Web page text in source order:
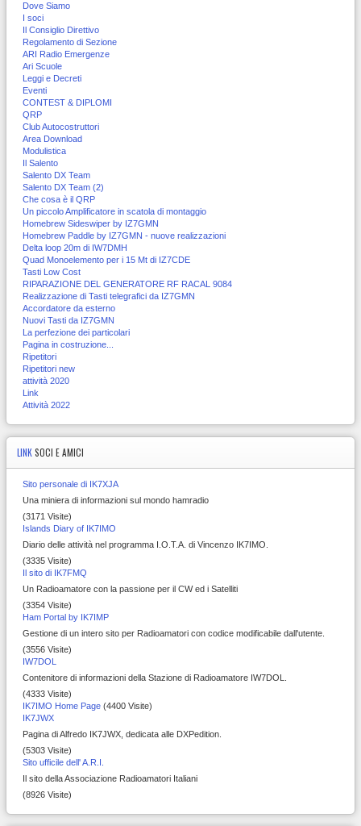
Dove Siamo
I soci
Il Consiglio Direttivo
Regolamento di Sezione
ARI Radio Emergenze
Ari Scuole
Leggi e Decreti
Eventi
CONTEST & DIPLOMI
QRP
Club Autocostruttori
Area Download
Modulistica
Il Salento
Salento DX Team
Salento DX Team (2)
Che cosa è il QRP
Un piccolo Amplificatore in scatola di montaggio
Homebrew Sideswiper by IZ7GMN
Homebrew Paddle by IZ7GMN - nuove realizzazioni
Delta loop 20m di IW7DMH
Quad Monoelemento per i 15 Mt di IZ7CDE
Tasti Low Cost
RIPARAZIONE DEL GENERATORE RF RACAL 9084
Realizzazione di Tasti telegrafici da IZ7GMN
Accordatore da esterno
Nuovi Tasti da IZ7GMN
La perfezione dei particolari
Pagina in costruzione...
Ripetitori
Ripetitori new
attività 2020
Link
Attività 2022
LINKSOCI E AMICI
Sito personale di IK7XJA
Una miniera di informazioni sul mondo hamradio
(3171 Visite)
Islands Diary of IK7IMO
Diario delle attività nel programma I.O.T.A. di Vincenzo IK7IMO.
(3335 Visite)
Il sito di IK7FMQ
Un Radioamatore con la passione per il CW ed i Satelliti
(3354 Visite)
Ham Portal by IK7IMP
Gestione di un intero sito per Radioamatori con codice modificabile dall'utente.
(3556 Visite)
IW7DOL
Contenitore di informazioni della Stazione di Radioamatore IW7DOL.
(4333 Visite)
IK7IMO Home Page (4400 Visite)
IK7JWX
Pagina di Alfredo IK7JWX, dedicata alle DXPedition.
(5303 Visite)
Sito ufficile dell' A.R.I.
Il sito della Associazione Radioamatori Italiani
(8926 Visite)